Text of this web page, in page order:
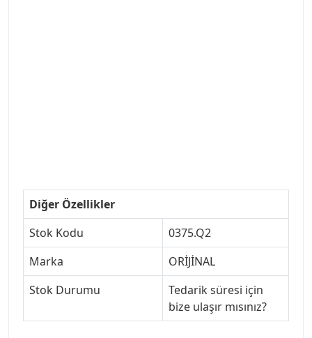
Diğer Özellikler
Stok Kodu
0375.Q2
Marka
ORİJİNAL
Stok Durumu
Tedarik süresi için
bize ulaşır mısınız?